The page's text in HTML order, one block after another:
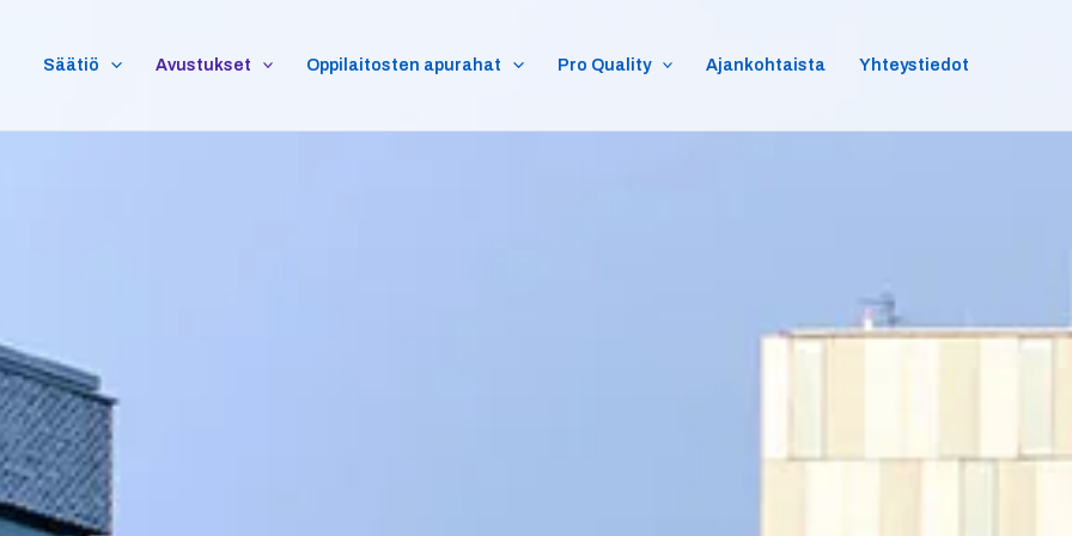
Säätiö Avustukset Oppilaitosten apurahat Pro Quality Ajankohtaista Yhteystiedot